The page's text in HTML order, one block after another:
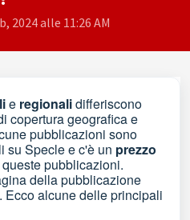
2024 alle 11:26 AM
e regionalidifferiscono
copertura geografica e
pubblicazioni sono
su Specle e c'è un prezzo
pubblicazioni.
della pubblicazione
Ecco alcune delle principali